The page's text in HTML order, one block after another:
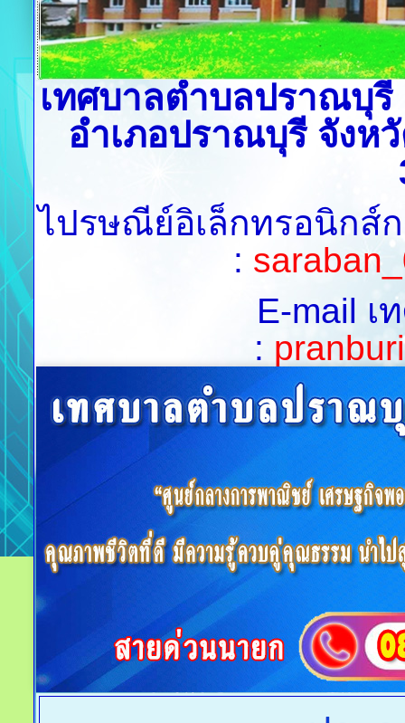
เทศบาลตำบลปราณบุ
อำเภอปราณบุรี จังห
ไปรษณีย์อิเล็กทรอนิกส์
:
E-mail
: